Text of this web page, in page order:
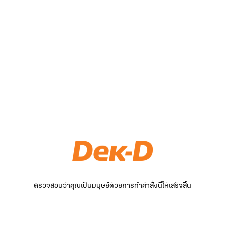
ตรวจสอบว่าคุณเป็นมนุษย์ด้วยการทำคำสั่งนี้ให้เสร็จสิ้น